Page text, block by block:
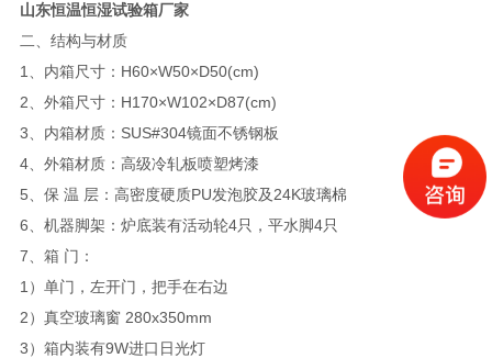
山东恒温恒湿试验箱厂家
二、结构与材质
1、内箱尺寸：H60×W50×D50(cm)
2、外箱尺寸：H170×W102×D87(cm)
3、内箱材质：SUS#304镜面不锈钢板
4、外箱材质：高级冷轧板喷塑烤漆
5、保 温 层：高密度硬质PU发泡胶及24K玻璃棉
6、机器脚架：炉底装有活动轮4只，平水脚4只
7、箱 门：
1）单门，左开门，把手在右边
2）真空玻璃窗 280x350mm
3）箱内装有9W进口日光灯